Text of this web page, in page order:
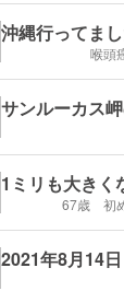
沖縄行ってま
喉頭
サンルーカス
1ミリも大きく
67歳 初
2021年8月14